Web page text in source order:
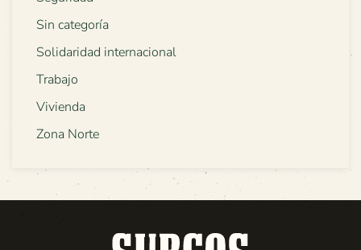
Sin categoría
Solidaridad internacional
Trabajo
Vivienda
Zona Norte